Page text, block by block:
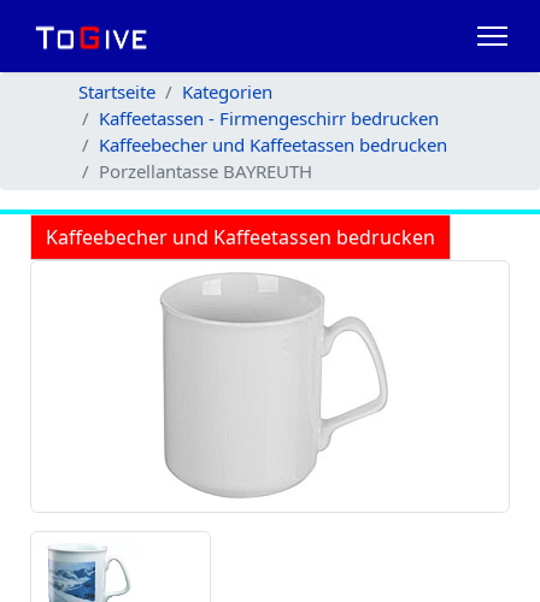
Startseite
Kategorien
Kaffeetassen - Firmengeschirr bedrucken
Kaffeebecher und Kaffeetassen bedrucken
Porzellantasse BAYREUTH
Kaffeebecher und Kaffeetassen bedrucken